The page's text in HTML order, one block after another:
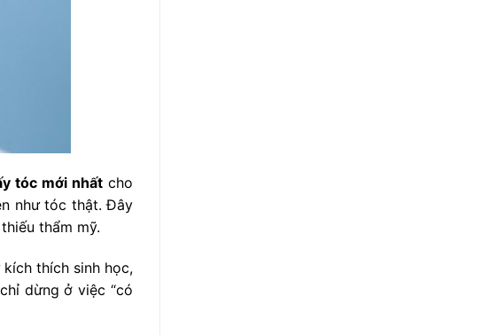
tóc mới nhất cho
như tóc thật. Đây
thẩm mỹ.
thích sinh học,
dừng ở việc “có